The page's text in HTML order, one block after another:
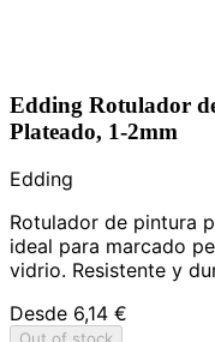
Edding Rotulador
Plateado, 1-2mm
Edding
Rotulador de pintura
ideal para marcado
vidrio. Resistente y
Desde 6,14 €